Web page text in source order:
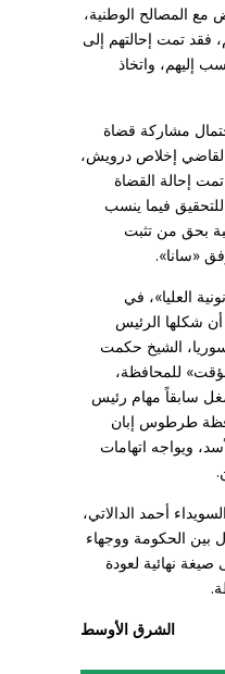
المصالح الوطنية،
فقد تمت إحالتهم إلى
إليهم، واتخاذ
مشاركة قضاة
إخلاص درويش،
إحالة القضاة
فيما ينسب
بحق من تثبت
«سانا».
العليا»، في
شكلها الرئيس
الشيخ حكمت
للمحافظة،
سابقاً مهام رئيس
طرطوس إبان
ويواجه اتهامات
أحمد الدالاتي،
بين الحكومة ووجهاء
نهائية لعودة
الشرق الأوسط